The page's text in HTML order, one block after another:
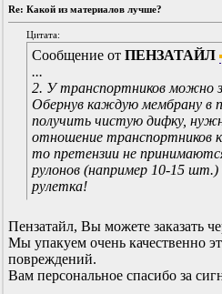
Re: Какой из материалов лучше?
Цитата:
Сообщение отПЕНЗАТАЙЛ
...
2. У транспортников можно
Обернув каждую мембрану в
получить чистую дифку,
отношение транспортников
то претензии не
рулонов (например 10-15
рулетка!
Пензатайл, Вы можете заказать
Мы упакуем очень качественно
повреждений.
Вам персональное спасибо за